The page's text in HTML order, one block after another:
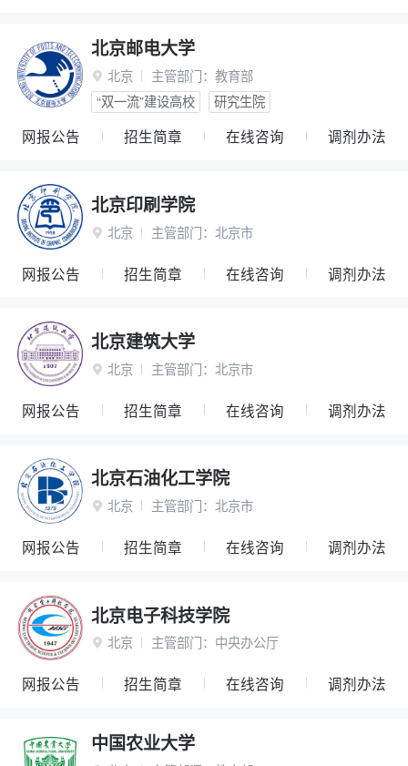
北京邮电大学
 北京 主管部门： 教育部
“双一流”建设高校
研究生院
网报公告 招生简章 在线咨询 调剂办法
北京印刷学院
 北京 主管部门： 北京市
网报公告 招生简章 在线咨询 调剂办法
北京建筑大学
 北京 主管部门： 北京市
网报公告 招生简章 在线咨询 调剂办法
北京石油化工学院
 北京 主管部门： 北京市
网报公告 招生简章 在线咨询 调剂办法
北京电子科技学院
 北京 主管部门： 中央办公厅
网报公告 招生简章 在线咨询 调剂办法
中国农业大学